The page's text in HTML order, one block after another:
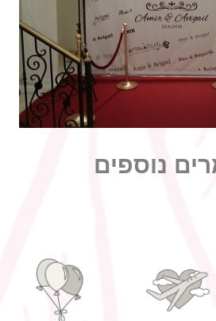
נוספים